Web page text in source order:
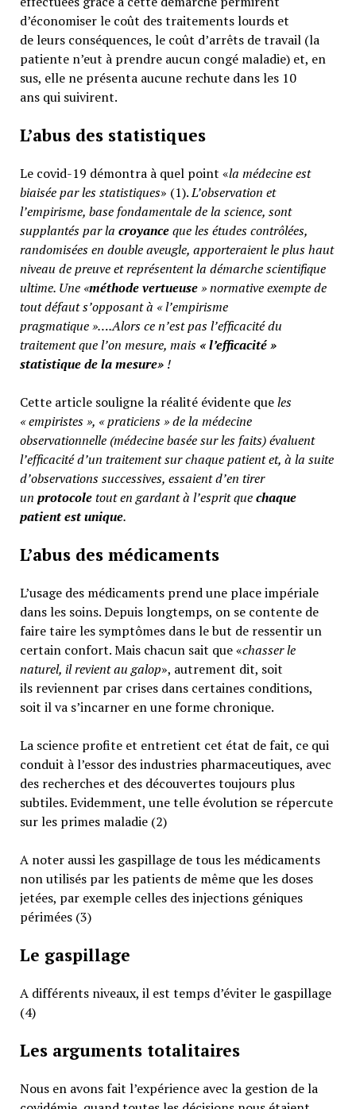
d’économiser le coût des traitements lourds et
de leurs conséquences, le coût d’arrêts de travail (la
patiente n’eut à prendre aucun congé maladie) et, en
sus, elle ne présenta aucune rechute dans les 10
ans qui suivirent.
L’abus des statistiques
Le covid-19 démontra à quel point «la médecine est
biaisée par les statistiques» (1).L’observation et
l’empirisme, base fondamentale de la science, sont
supplantés par la croyanceque les études contrôlées,
randomisées en double aveugle, apporteraient le plus haut
niveau de preuve et représentent la démarche scientifique
ultime. Une «méthode vertueuse» normative exempte de
tout défaut s’opposant à « l’empirisme
pragmatique »….Alors ce n’est pas l’efficacité du
traitement que l’on mesure, mais «l’efficacité »
statistique de la mesure» !
Cette article souligne la réalité évidente queles
« empiristes », « praticiens » de la médecine
observationnelle (médecine basée sur les faits) évaluent
l’efficacité d’un traitement sur chaque patient et, à la suite
d’observations successives, essaient d’en tirer
un protocoletout en gardant à l’esprit quechaque
patient est unique.
L’abus des médicaments
L’usage des médicaments prend une place impériale
dans les soins. Depuis longtemps, on se contente de
faire taire les symptômes dans le but de ressentir un
certain confort. Mais chacun sait que «chasser le
naturel, il revient au galop», autrement dit, soit
ils reviennent par crises dans certaines conditions,
soit il va s’incarner en une forme chronique.
La science profite et entretient cet état de fait, ce qui
conduit à l’essor des industries pharmaceutiques, avec
des recherches et des découvertes toujours plus
subtiles. Evidemment, une telle évolution se répercute
sur les primes maladie (2)
A noter aussi les gaspillage de tous les médicaments
non utilisés par les patients de même que les doses
jetées, par exemple celles des injections géniques
périmées (3)
Le gaspillage
A différents niveaux, il est temps d’éviter le gaspillage
(4)
Les arguments totalitaires
Nous en avons fait l’expérience avec la gestion de la